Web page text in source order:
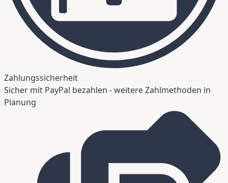
Zahlungssicherheit
Sicher mit PayPal bezahlen - weitere Zahlmethoden in
Planung